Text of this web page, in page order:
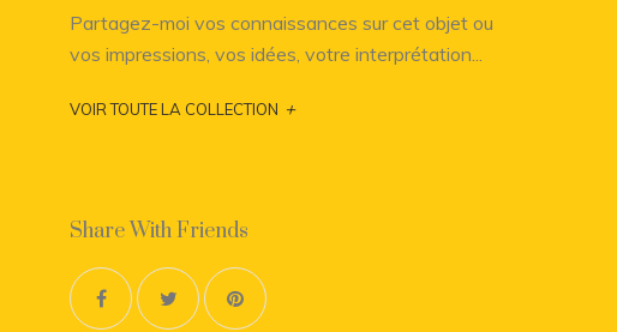
Partagez-moi vos connaissances sur cet objet ou
vos impressions, vos idées, votre interprétation...
VOIR TOUTE LA COLLECTION +
Share With Friends